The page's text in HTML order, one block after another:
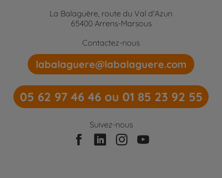
La Balaguère, route du Val d'Azun
65400 Arrens-Marsous
Contactez-nous
labalaguere@labalaguere.com
05 62 97 46 46 ou 01 85 23 92 55
Suivez-nous